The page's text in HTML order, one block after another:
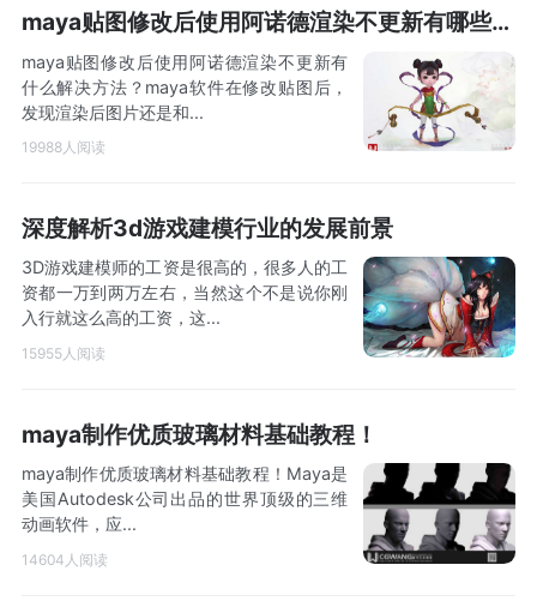
maya贴图修改后使用阿诺德渲染不更新有哪些解决方法？
maya贴图修改后使用阿诺德渲染不更新有
什么解决方法？maya软件在修改贴图后，
发现渲染后图片还是和...
19988人阅读
深度解析3d游戏建模行业的发展前景
3D游戏建模师的工资是很高的，很多人的工
资都一万到两万左右，当然这个不是说你刚
入行就这么高的工资，这...
15955人阅读
maya制作优质玻璃材料基础教程！
maya制作优质玻璃材料基础教程！Maya是
美国Autodesk公司出品的世界顶级的三维
动画软件，应...
14604人阅读